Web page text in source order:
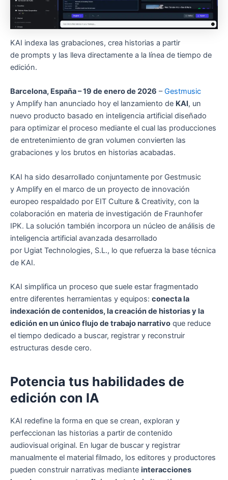
KAI indexa las grabaciones, crea historias a partir
de prompts y las lleva directamente a la línea de tiempo de
edición.
Barcelona, España – 19 de enero de 2026 –Gestmusic
y Amplify han anunciado hoy el lanzamiento de KAI, un
nuevo producto basado en inteligencia artificial diseñado
para optimizar el proceso mediante el cual las producciones
de entretenimiento de gran volumen convierten las
grabaciones y los brutos en historias acabadas.
KAI ha sido desarrollado conjuntamente por Gestmusic
y Amplify en el marco de un proyecto de innovación
europeo respaldado por EIT Culture & Creativity, con la
colaboración en materia de investigación de Fraunhofer
IPK. La solución también incorpora un núcleo de análisis de
inteligencia artificial avanzada desarrollado
por Ugiat Technologies, S.L., lo que refuerza la base técnica
de KAI.
KAI simplifica un proceso que suele estar fragmentado
entre diferentes herramientas y equipos: conecta la
indexación de contenidos, la creación de historias y la
edición en un único flujo de trabajo narrativo que reduce
el tiempo dedicado a buscar, registrar y reconstruir
estructuras desde cero.
Potencia tus habilidades de
edición con IA
KAI redefine la forma en que se crean, exploran y
perfeccionan las historias a partir de contenido
audiovisual original. En lugar de buscar y registrar
manualmente el material filmado, los editores y productores
pueden construir narrativas mediante interacciones